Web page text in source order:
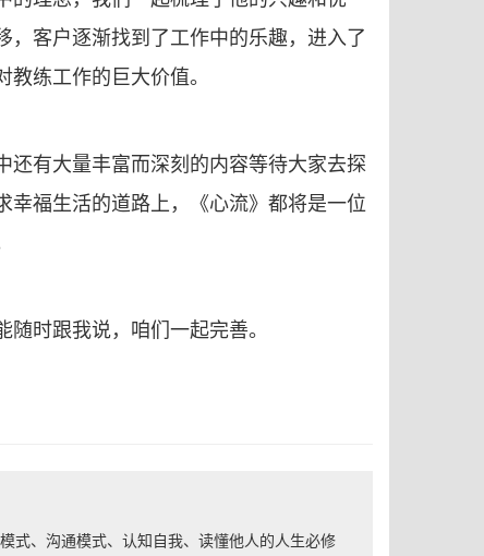
客户逐渐找到了工作中的乐趣，进入了
练工作的巨大价值。
有大量丰富而深刻的内容等待大家去探
福生活的道路上，《心流》都将是一位
时跟我说，咱们一起完善。
式、沟通模式、认知自我、读懂他人的人生必修